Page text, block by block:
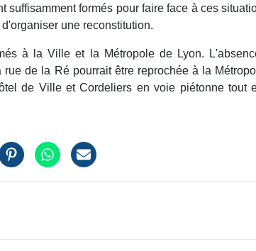
formés pour faire face à ces
une reconstitution.
à la Ville et la Métropole de Lyon.
de la Ré pourrait être reprochée à la
de Ville et Cordeliers en voie piétonne tout